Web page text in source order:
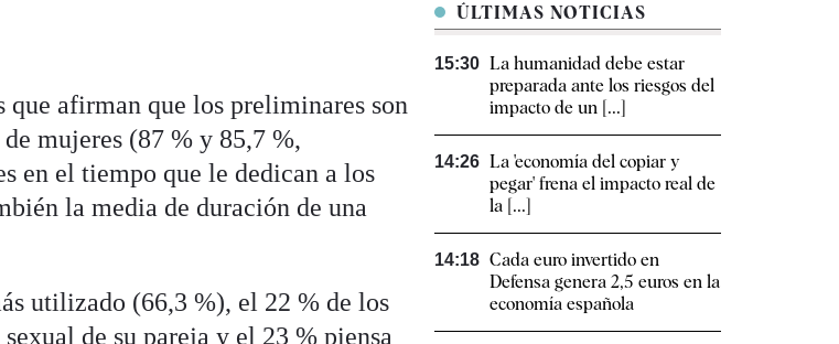
afirman que los preliminares son
mujeres (87 % y 85,7 %,
en el tiempo que le dedican a los
la media de duración de una
utilizado (66,3 %), el 22 % de los
de su pareja y el 23 % piensa
ÚLTIMAS NOTICIAS
15:30 La humanidad debe estar
preparada ante los riesgos del
impacto de un [...]
14:26 La 'economía del copiar y
pegar' frena el impacto real de
la [...]
14:18 Cada euro invertido en
Defensa genera 2,5 euros en la
economía española